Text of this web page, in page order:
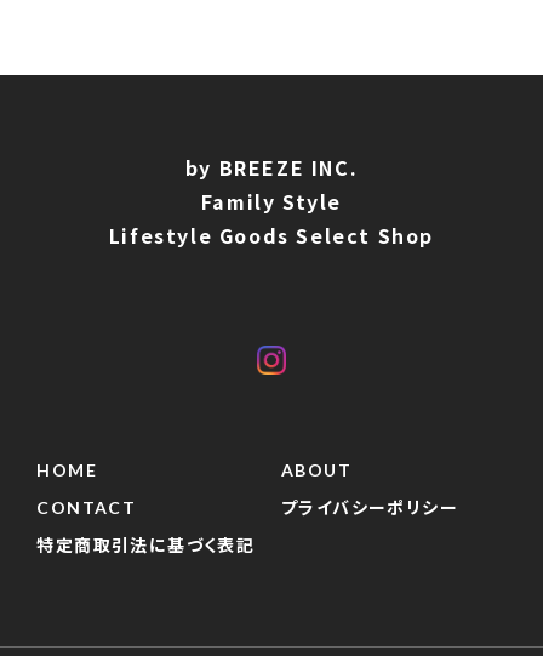
by BREEZE INC.
Family Style
Lifestyle Goods Select Shop
HOME
ABOUT
CONTACT
プライバシーポリシー
特定商取引法に基づく表記